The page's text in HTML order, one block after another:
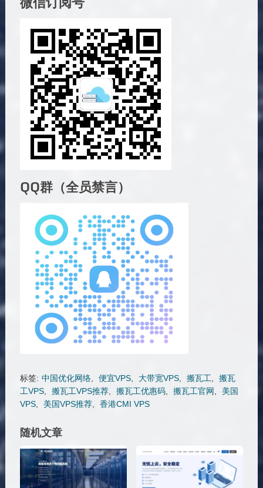
QQ群（全员禁言）
标签: 中国优化网络, 便宜VPS, 大带宽VPS, 搬瓦工
搬瓦
工VPS, 搬瓦工VPS推荐, 搬瓦工优惠码, 搬瓦工官网
美国
VPS, 美国VPS推荐, 香港CMI VPS
随机文章